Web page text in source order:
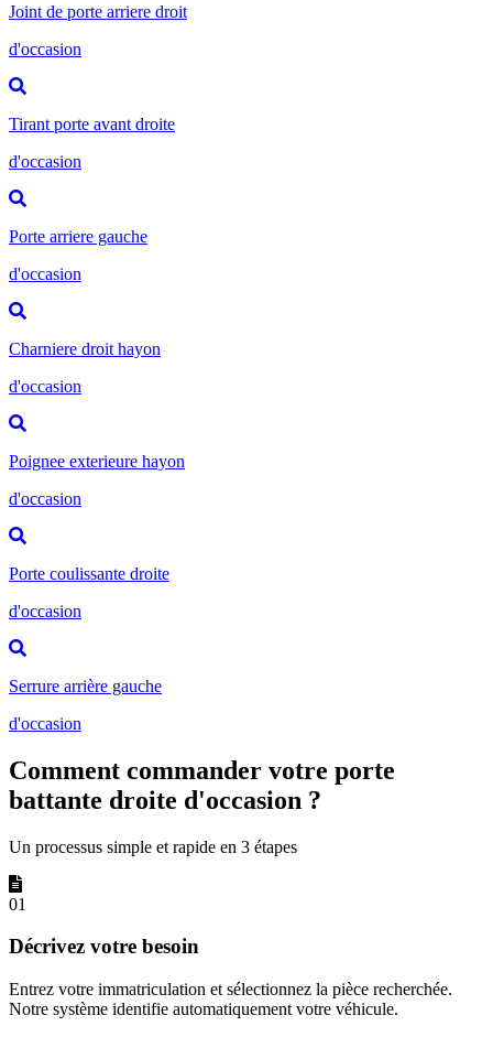
Joint de porte arriere droit
d'occasion
Tirant porte avant droite
d'occasion
Porte arriere gauche
d'occasion
Charniere droit hayon
d'occasion
Poignee exterieure hayon
d'occasion
Porte coulissante droite
d'occasion
Serrure arrière gauche
d'occasion
Comment commander votre porte
battante droite d'occasion ?
Un processus simple et rapide en 3 étapes
01
Décrivez votre besoin
Entrez votre immatriculation et sélectionnez la pièce recherchée.
Notre système identifie automatiquement votre véhicule.